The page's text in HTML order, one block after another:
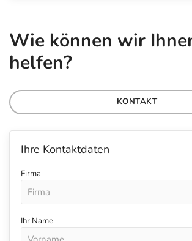
Wie können wir
helfen?
KONTAKT
Ihre Kontaktdaten
Firma
Ihr Name